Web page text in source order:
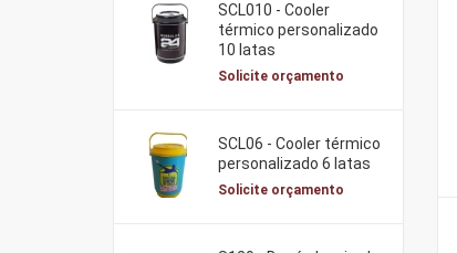
SCL010 - Cooler
térmico personalizado
10 latas
Solicite orçamento
SCL06 - Cooler térmico
personalizado 6 latas
Solicite orçamento